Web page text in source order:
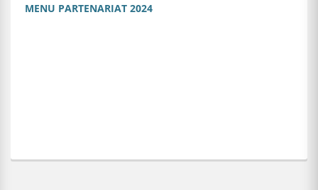
MENU PARTENARIAT 2024